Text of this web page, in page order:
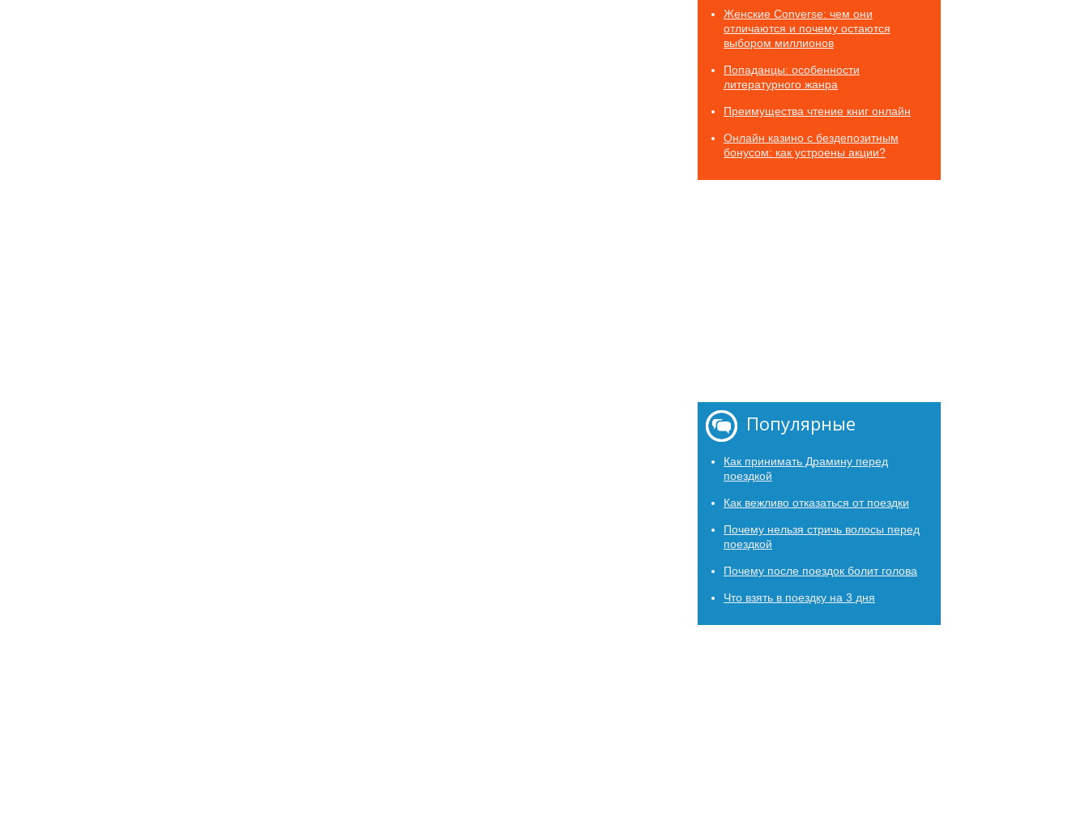
Женские Converse: чем они
отличаются и почему остаются
выбором миллионов
Попаданцы: особенности
литературного жанра
Преимущества чтение книг онлайн
Онлайн казино с бездепозитным
бонусом: как устроены акции?
Популярные
Как принимать Драмину перед
поездкой
Как вежливо отказаться от поездки
Почему нельзя стричь волосы перед
поездкой
Почему после поездок болит голова
Что взять в поездку на 3 дня